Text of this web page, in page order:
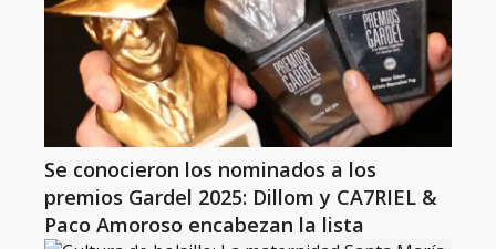
Se conocieron los nominados a los
premios Gardel 2025: Dillom y CA7RIEL &
Paco Amoroso encabezan la lista